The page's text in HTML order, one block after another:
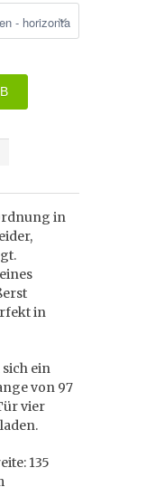
in
in
ein
von 97
vier
135